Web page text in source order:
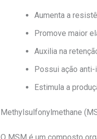
Aumenta a
Promove maior
Auxilia na
Possui ação anti-
Estimula a
Methylsulfonylmethane